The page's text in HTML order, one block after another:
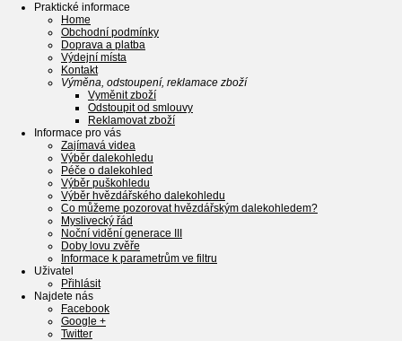
Praktické informace
Home
Obchodní podmínky
Doprava a platba
Výdejní místa
Kontakt
Výměna, odstoupení, reklamace zboží
Vyměnit zboží
Odstoupit od smlouvy
Reklamovat zboží
Informace pro vás
Zajímavá videa
Výběr dalekohledu
Péče o dalekohled
Výběr puškohledu
Výběr hvězdářského dalekohledu
Co můžeme pozorovat hvězdářským dalekohledem?
Myslivecký řád
Noční vidění generace III
Doby lovu zvěře
Informace k parametrům ve filtru
Uživatel
Přihlásit
Najdete nás
Facebook
Google +
Twitter